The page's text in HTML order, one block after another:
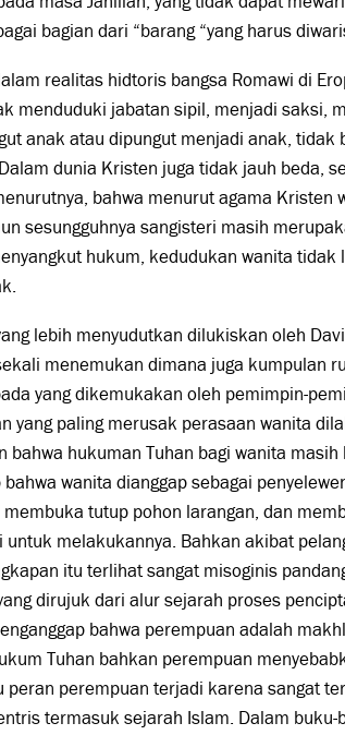
bagian dari “barang “yang harus
realitas hidtoris bangsa Romawi di
menduduki jabatan sipil, menjadi saksi,
anak atau dipungut menjadi anak, tidak
dunia Kristen juga tidak jauh beda,
bahwa menurut agama Kristen
sesungguhnya sangisteri masih
hukum, kedudukan wanita
lebih menyudutkan dilukiskan oleh
menemukan dimana juga kumpulan
yang dikemukakan oleh pemimpin-
yang paling merusak perasaan wanita
bahwa hukuman Tuhan bagi wanita
bahwa wanita dianggap sebagai
tutup pohon larangan, dan
untuk melakukannya. Bahkan akibat
itu terlihat sangat misoginis
dirujuk dari alur sejarah proses
bahwa perempuan adalah
Tuhan bahkan perempuan
peran perempuan terjadi karena sangat
termasuk sejarah Islam. Dalam